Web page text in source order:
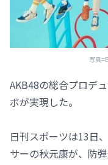
写真
AKB48の総合プロデ
ボが実現した。
日刊スポーツは13日
サーの秋元康が、防